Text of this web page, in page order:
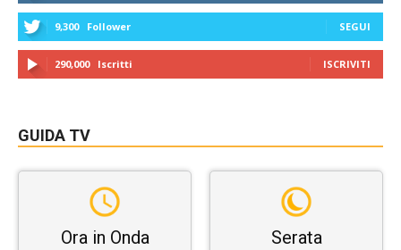
9,300 Follower SEGUI
290,000 Iscritti ISCRIVITI
GUIDA TV
Ora in Onda Serata